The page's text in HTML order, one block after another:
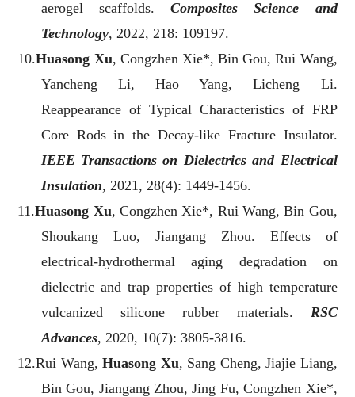
aerogel scaffolds.Composites Science and
Technology, 2022, 218: 109197.
10.Huasong Xu, Congzhen Xie*, Bin Gou, Rui Wang,
Yancheng Li, Hao Yang, Licheng Li.
Reappearance of Typical Characteristics of FRP
Core Rods in the Decay-like Fracture Insulator.
IEEE Transactions on Dielectrics and Electrical
Insulation, 2021, 28(4): 1449-1456.
11.Huasong Xu, Congzhen Xie*, Rui Wang, Bin Gou,
Shoukang Luo, Jiangang Zhou. Effects of
electrical-hydrothermal aging degradation on
dielectric and trap properties of high temperature
vulcanized silicone rubber materials. RSC
Advances, 2020, 10(7): 3805-3816.
12.Rui Wang,Huasong Xu, Sang Cheng, Jiajie Liang,
Bin Gou, Jiangang Zhou, Jing Fu, Congzhen Xie*,